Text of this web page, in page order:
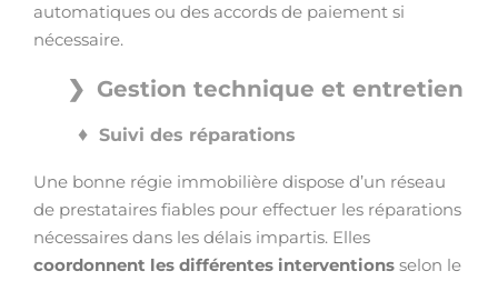
automatiques ou des accords de paiement si
nécessaire.
Gestion technique et entretien
Suivi des réparations
Une bonne régie immobilière dispose d’un réseau
de prestataires fiables pour effectuer les réparations
nécessaires dans les délais impartis. Elles
coordonnent les différentes interventions selon le